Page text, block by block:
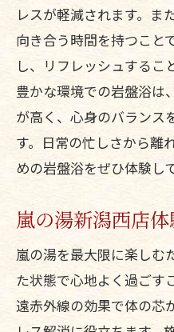
レスが軽減されます。ま
向き合う時間を持つこと
し、リフレッシュするこ
豊かな環境での岩盤浴は
が高く、心身のバランス
す。日常の忙しさから離
めの岩盤浴をぜひ体験し
嵐の湯新潟西店
嵐の湯を最大限に楽しむ
た状態で心地よく過ごす
遠赤外線の効果で体の芯